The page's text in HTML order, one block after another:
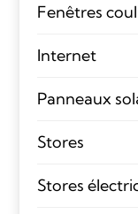
Fenêtres
Internet
Panneaux
Stores
Stores